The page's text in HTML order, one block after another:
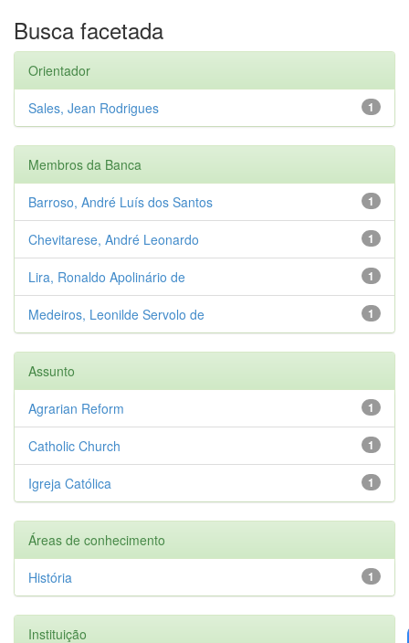
Busca facetada
Orientador
1
Sales, Jean Rodrigues
Membros da Banca
1
Barroso, André Luís dos Santos
1
Chevitarese, André Leonardo
1
Lira, Ronaldo Apolinário de
1
Medeiros, Leonilde Servolo de
Assunto
1
Agrarian Reform
1
Catholic Church
1
Igreja Católica
Áreas de conhecimento
1
História
Instituição